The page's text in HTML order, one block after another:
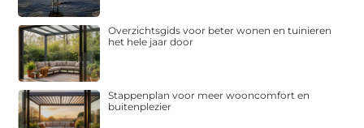
Overzichtsgids voor beter wonen en tuinieren
het hele jaar door
Stappenplan voor meer wooncomfort en
buitenplezier